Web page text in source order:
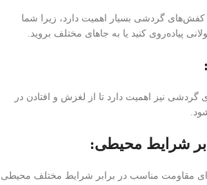
گردشی بسیار اهمیت دارد، زیرا شما
پیاده‌روی کنید یا به جاهای مختلف بروید.
گردشی نیز اهمیت دارد تا از لغزش و افتادن در
مقاومت مناسب در برابر شرایط مختلف محیطی